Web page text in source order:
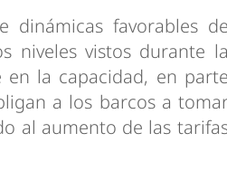
dinámicas favorables de
niveles vistos durante la
en la capacidad, en parte
a los barcos a
al aumento de las